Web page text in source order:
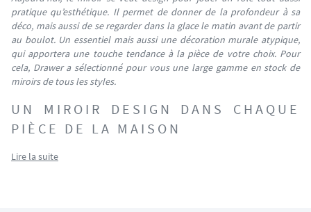
pratique qu’esthétique. Il permet de donner de la profondeur à sa
déco, mais aussi de se regarder dans la glace le matin avant de partir
au boulot. Un essentiel mais aussi une décoration murale atypique,
qui apportera une touche tendance à la pièce de votre choix. Pour
cela, Drawer a sélectionné pour vous une large gamme en stock de
miroirs de tous les styles.
UN MIROIR DESIGN DANS CHAQUE
PIÈCE DE LA MAISON
Lire la suite